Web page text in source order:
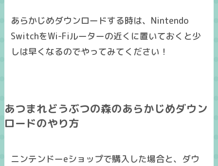
あらかじめダウンロードする時は、 Nintendo
SwitchをWi-Fiルーターの近くに置いておく と少
しは早くなるのでやってみてください！
あつまれどうぶつの森のあらかじめダウン
ロードのやり方
ニンテンドーeショップで購入した場合と、ダウ